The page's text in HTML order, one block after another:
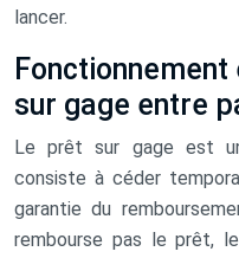
lancer.
sur gage entre
Le prêt sur gage est
consiste à céder
garantie du
rembourse pas le prêt,